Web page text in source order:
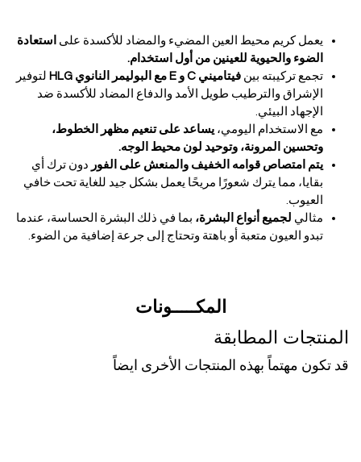
يعمل كريم محيط العين المضيء والمضاد للأكسدة على استعادة
الضوء والحيوية للعينين من أول استخدام.
تجمع تركيبته بين فيتاميني C و E مع البوليمر النانوي HLG
لتوفير
الإشراق والترطيب طويل الأمد والدفاع المضاد للأكسدة ضد
الإجهاد البيئي.
مع الاستخدام اليومي، يساعد على تنعيم مظهر الخطوط،
وتحسين المرونة، وتوحيد لون محيط الوجه.
يتم امتصاص قوامه الخفيف والمنعش على الفور دون ترك أي
بقايا، مما يترك شعورًا مريحًا يعمل بشكل جيد للغاية تحت خافي
العيوب.
مثالي لجميع أنواع البشرة، بما في ذلك البشرة الحساسة، عندما
تبدو العيون متعبة أو باهتة وتحتاج إلى جرعة إضافية من الضوء.
المكـــــونات
المنتجات المطابقة
قد تكون مهتماً بهذه المنتجات الأخرى ايضاً